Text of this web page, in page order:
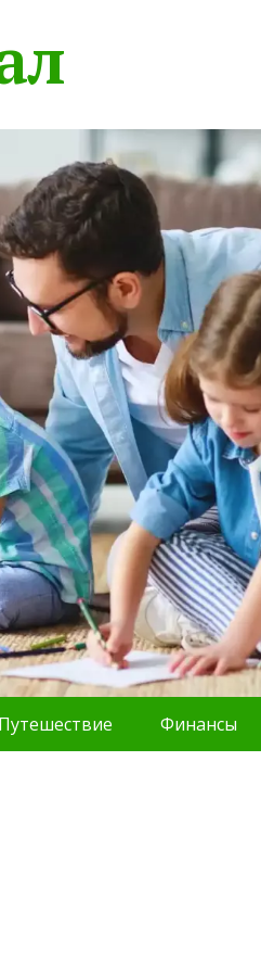
Путешествие Финансы